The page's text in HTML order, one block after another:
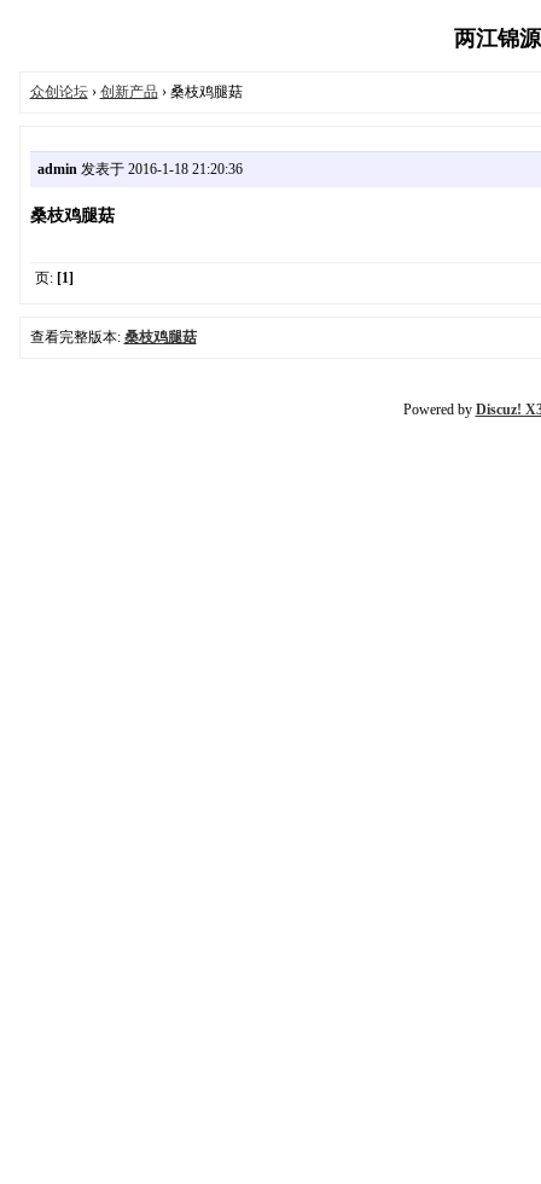
两江锦
众创论坛› 创新产品 › 桑枝鸡腿菇
admin发表于 2016-1-18 21:20:36
桑枝鸡腿菇
页: [1]
查看完整版本: 桑枝鸡腿菇
Powered by Discuz!